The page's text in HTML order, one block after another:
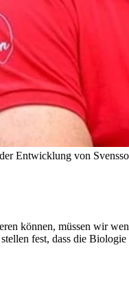
Entwicklung von
können, müssen wir
fest, dass die